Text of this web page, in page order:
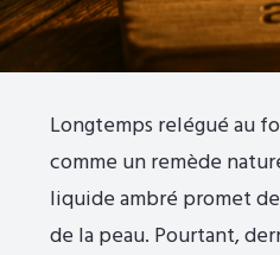
Longtemps relégué au
comme un remède
liquide ambré promet
de la peau. Pourtant,